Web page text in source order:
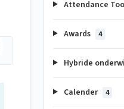
Attendance
Awards 4
Hybride
Calender 4